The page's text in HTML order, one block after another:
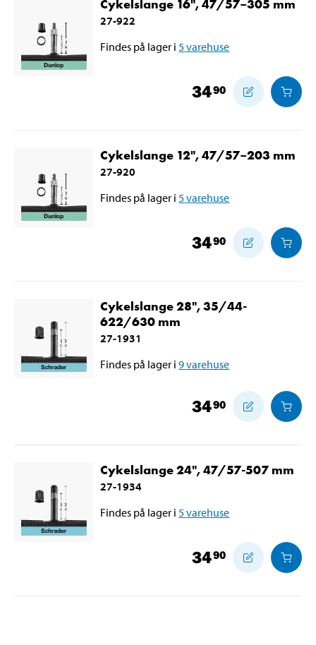
Cykelslange 16", 47/57–305 mm
27-922
Findes på lager i 5varehuse
3490
Cykelslange 12", 47/57–203 mm
27-920
Findes på lager i 5varehuse
3490
Cykelslange 28", 35/44-
622/630 mm
27-1931
Findes på lager i 9varehuse
3490
Cykelslange 24", 47/57-507 mm
27-1934
Findes på lager i 5varehuse
3490